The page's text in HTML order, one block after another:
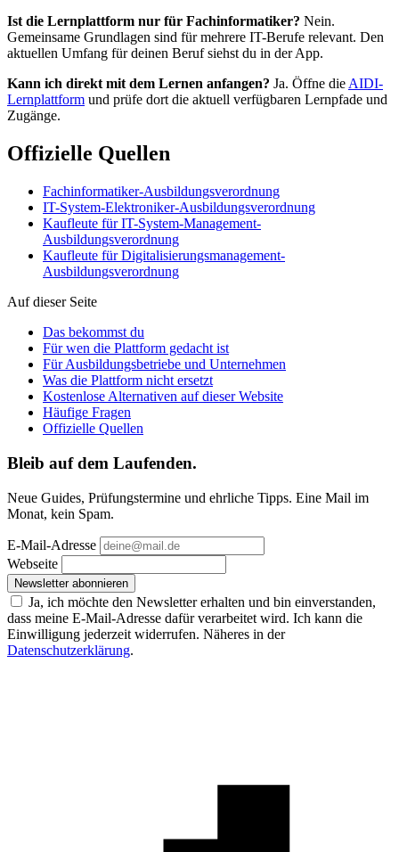
Ist die Lernplattform nur für Fachinformatiker? Nein.
Gemeinsame Grundlagen sind für mehrere IT-Berufe relevant. Den
aktuellen Umfang für deinen Beruf siehst du in der App.
Kann ich direkt mit dem Lernen anfangen? Ja. Öffne die AIDI-
Lernplattform und prüfe dort die aktuell verfügbaren Lernpfade und
Zugänge.
Offizielle Quellen
Fachinformatiker-Ausbildungsverordnung
IT-System-Elektroniker-Ausbildungsverordnung
Kaufleute für IT-System-Management-
Ausbildungsverordnung
Kaufleute für Digitalisierungsmanagement-
Ausbildungsverordnung
Auf dieser Seite
Das bekommst du
Für wen die Plattform gedacht ist
Für Ausbildungsbetriebe und Unternehmen
Was die Plattform nicht ersetzt
Kostenlose Alternativen auf dieser Website
Häufige Fragen
Offizielle Quellen
Bleib auf dem Laufenden.
Neue Guides, Prüfungstermine und ehrliche Tipps. Eine Mail im
Monat, kein Spam.
E-Mail-Adresse
Webseite
Newsletter abonnieren
Ja, ich möchte den Newsletter erhalten und bin einverstanden,
dass meine E-Mail-Adresse dafür verarbeitet wird. Ich kann die
Einwilligung jederzeit widerrufen. Näheres in der
Datenschutzerklärung.